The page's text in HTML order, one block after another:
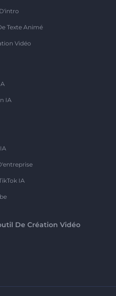
Texte Animé
Vidéo
IA
IA
De Création Vidéo